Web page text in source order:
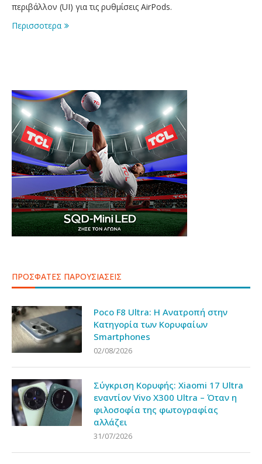
περιβάλλον (UI) για τις ρυθμίσεις AirPods.
Περισσοτερα
ΠΡΟΣΦΑΤΕΣ ΠΑΡΟΥΣΙΑΣΕΙΣ
Poco F8 Ultra: Η Ανατροπή στην
Κατηγορία των Κορυφαίων
Smartphones
02/08/2026
Σύγκριση Κορυφής: Xiaomi 17 Ultra
εναντίον Vivo X300 Ultra – Όταν η
φιλοσοφία της φωτογραφίας
αλλάζει
31/07/2026